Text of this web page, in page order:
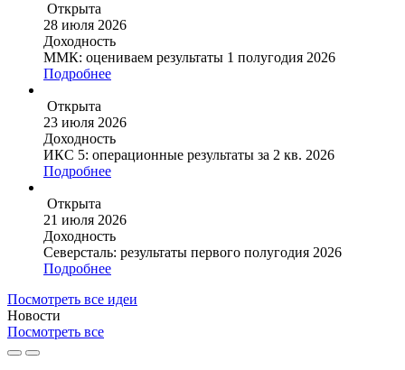
Открыта
28 июля 2026
Доходность
ММК: оцениваем результаты 1 полугодия 2026
Подробнее
Открыта
23 июля 2026
Доходность
ИКС 5: операционные результаты за 2 кв. 2026
Подробнее
Открыта
21 июля 2026
Доходность
Северсталь: результаты первого полугодия 2026
Подробнее
Посмотреть все идеи
Новости
Посмотреть все